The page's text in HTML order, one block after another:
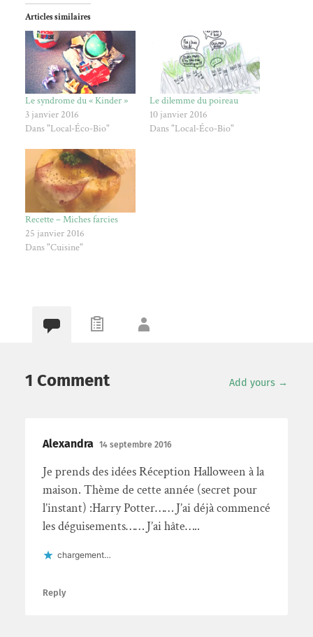
Articles similaires
Le syndrome du « Kinder »
3 janvier 2016
Dans "Local-Éco-Bio"
Le dilemme du poireau
10 janvier 2016
Dans "Local-Éco-Bio"
Recette – Miches farcies
25 janvier 2016
Dans "Cuisine"
1 Comment Add yours →
Alexandra 14 septembre 2016
Je prends des idées Réception Halloween à la
maison. Thème de cette année (secret pour
l’instant) :Harry Potter…… J’ai déjà commencé
les déguisements…… J’ai hâte…..
chargement…
Reply